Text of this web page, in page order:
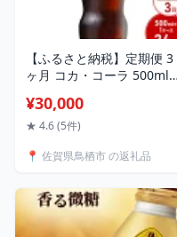
【ふるさと納税】定期便 3
ヶ月 コカ・コーラ 500ml
トル コーラ 飲料 3回 お楽
しみ
¥30,000
★ 4.6 (5件)
📍 佐賀県鳥栖市 の返礼品